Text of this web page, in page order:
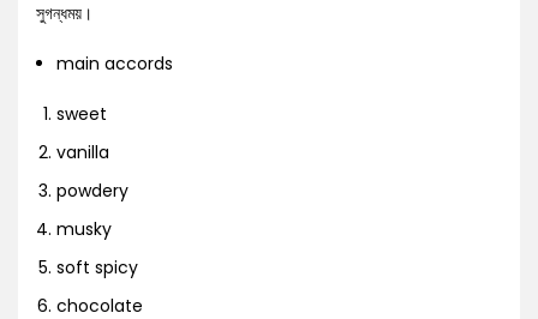
সুগন্ধময়।
main accords
sweet
vanilla
powdery
musky
soft spicy
chocolate